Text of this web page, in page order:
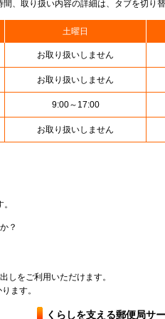
、取り扱い内容の詳細は、タブを切り
土曜日
お取り扱いしません
お取り扱いしません
9:00～17:00
お取り扱いしません
？
しをご利用いただけます。
ます。
くらしを支える郵便局サ